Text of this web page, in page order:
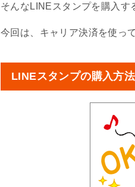
そんなLINEスタンプを購入す
今回は、キャリア決済を使っ
LINEスタンプの購入方法